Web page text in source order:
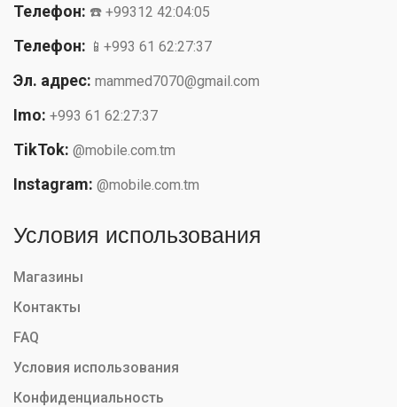
Телефон: ☎️ +99312 42:04:05
Телефон: 📱+993 61 62:27:37
Эл. адрес: mammed7070@gmail.com
Imo: +993 61 62:27:37
TikTok: @mobile.com.tm
Instagram: @mobile.com.tm
Условия использования
Магазины
Контакты
FAQ
Условия использования
Конфиденциальность